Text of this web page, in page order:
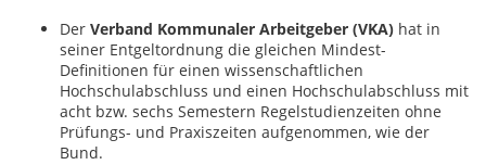
Der Verband Kommunaler Arbeitgeber (VKA) hat in
seiner Entgeltordnung die gleichen Mindest-
Definitionen für einen wissenschaftlichen
Hochschulabschluss und einen Hochschulabschluss mit
acht bzw. sechs Semestern Regelstudienzeiten ohne
Prüfungs- und Praxiszeiten aufgenommen, wie der
Bund.